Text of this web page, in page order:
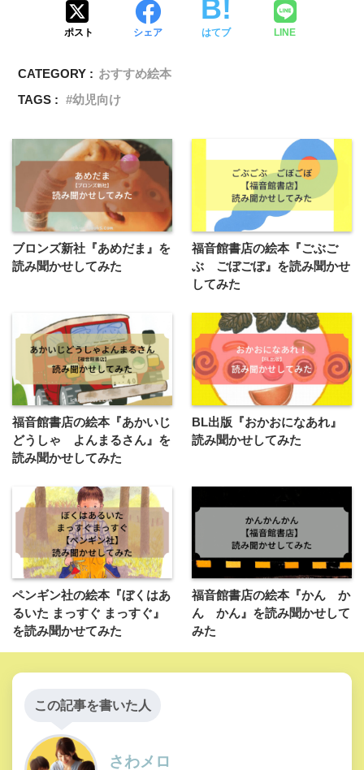
ポスト シェア はてブ LINE
CATEGORY : おすすめ絵本
TAGS :
幼児向け
ブロンズ新社『あめだま』を
読み聞かせしてみた
福音館書店の絵本『ごぶご
ぶ ごぼごぼ』を読み聞かせ
してみた
福音館書店の絵本『あかいじ
どうしゃ よんまるさん』を
読み聞かせしてみた
BL出版『おかおになあれ』
読み聞かせしてみた
ペンギン社の絵本『ぼくはあ
るいた まっすぐ まっすぐ』
を読み聞かせてみた
福音館書店の絵本『かん か
ん かん』を読み聞かせして
みた
この記事を書いた人
さわメロ